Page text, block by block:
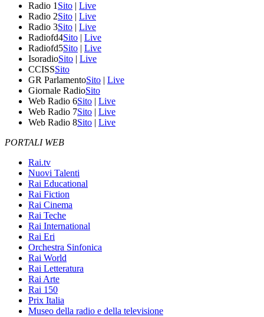
Radio 1 Sito | Live
Radio 2Sito | Live
Radio 3Sito | Live
Radiofd4Sito | Live
Radiofd5Sito | Live
IsoradioSito | Live
CCISSSito
GR ParlamentoSito | Live
Giornale RadioSito
Web Radio 6Sito | Live
Web Radio 7Sito | Live
Web Radio 8Sito | Live
PORTALI WEB
Rai.tv
Nuovi Talenti
Rai Educational
Rai Fiction
Rai Cinema
Rai Teche
Rai International
Rai Eri
Orchestra Sinfonica
Rai World
Rai Letteratura
Rai Arte
Rai 150
Prix Italia
Museo della radio e della televisione